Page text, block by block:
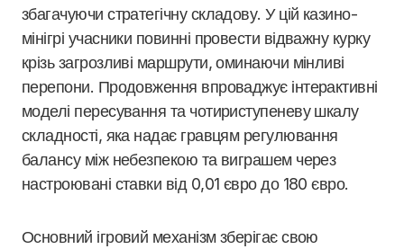
збагачуючи стратегічну складову. У цій казино-
мінігрі учасники повинні провести відважну курку
крізь загрозливі маршрути, оминаючи мінливі
перепони. Продовження впроваджує інтерактивні
моделі пересування та чотириступеневу шкалу
складності, яка надає гравцям регулювання
балансу між небезпекою та виграшем через
настроювані ставки від 0,01 євро до 180 євро.
Основний ігровий механізм зберігає свою